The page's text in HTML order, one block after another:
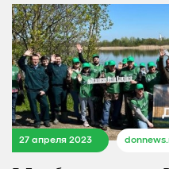
27 апреля 2023